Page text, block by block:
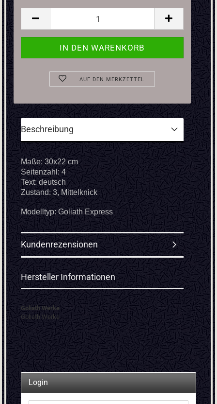
AUF DEN MERKZETTEL
Beschreibung
Maße: 30x22 cm
Seitenzahl: 4
Text: deutsch
Zustand: 3, Mittelknick
Modelltyp: Goliath Express
Kundenrezensionen
Hersteller Informationen
Goliath Werke
Goliath Werke
Login